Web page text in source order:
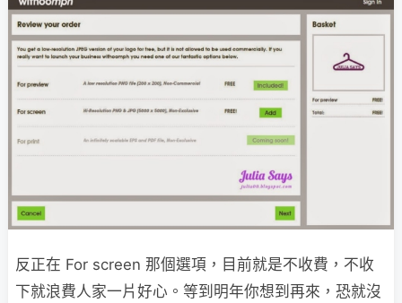
反正在 For screen 那個選項，目前就是不收費，不收
下就浪費人家一片好心。等到明年你想到再來，恐就沒